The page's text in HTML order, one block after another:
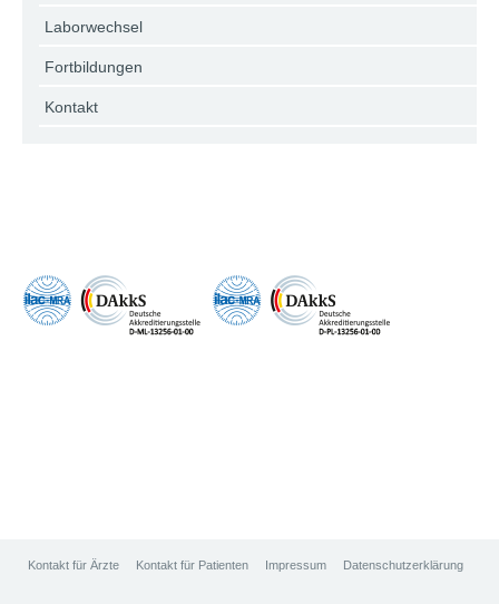
Laborwechsel
Fortbildungen
Kontakt
Kontakt für Ärzte Kontakt für Patienten Impressum Datenschutzerklärung